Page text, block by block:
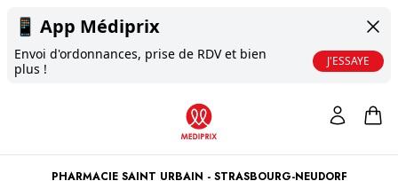
📱 App Médiprix
Envoi d'ordonnances, prise de RDV et bien
plus !
J'ESSAYE
PHARMACIE SAINT URBAIN - STRASBOURG-NEUDORF